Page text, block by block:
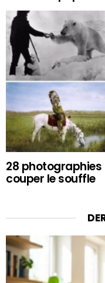
28
couper le souffle